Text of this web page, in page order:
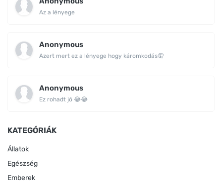
Az a lényege
Anonymous
Azert mert ez a lényege hogy káromkodás🤦
Anonymous
Ez rohadt jó 😂😂
KATEGÓRIÁK
Állatok
Egészség
Emberek